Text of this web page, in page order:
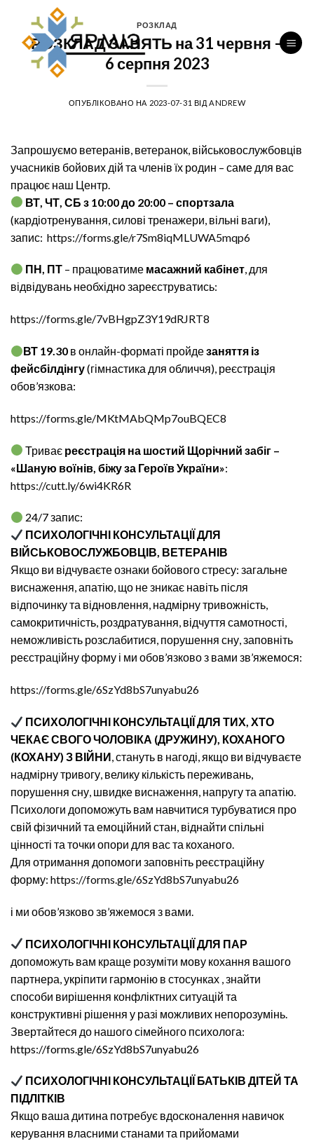
вмісту
РОЗКЛАД
РОЗКЛАД ЗАНЯТЬ на 31 червня –
6 серпня 2023
ОПУБЛІКОВАНО НА 2023-07-31 ВІД ANDREW
Запрошуємо ветеранів, ветеранок, військовослужбовців
учасників бойових дій та членів їх родин – саме для вас
працює наш Центр.
ВТ, ЧТ, СБ з 10:00 до 20:00 – спортзала
(кардіотренування, силові тренажери, вільні ваги),
запис: https://forms.gle/r7Sm8iqMLUWA5mqp6
ПН, ПТ – працюватиме масажний кабінет, для
відвідувань необхідно зареєструватись:
https://forms.gle/7vBHgpZ3Y19dRJRT8
ВТ 19.30 в онлайн-форматі пройдезаняття із
фейсбілдінгу(гімнастика для обличчя), реєстрація
обов’язкова:
https://forms.gle/MKtMAbQMp7ouBQEC8
Триває реєстрація на шостий Щорічний забіг –
«Шаную воїнів, біжу за Героїв України»:
https://cutt.ly/6wi4KR6R
24/7 запис:
ПСИХОЛОГІЧНІ КОНСУЛЬТАЦІЇ ДЛЯ
ВІЙСЬКОВОСЛУЖБОВЦІВ, ВЕТЕРАНІВ
Якщо ви відчуваєте ознаки бойового стресу: загальне
виснаження, апатію, що не зникає навіть після
відпочинку та відновлення, надмірну тривожність,
самокритичність, роздратування, відчуття самотності,
неможливість розслабитися, порушення сну, заповніть
реєстраційну форму і ми обов’язково з вами зв’яжемося:
https://forms.gle/6SzYd8bS7unyabu26
ПСИХОЛОГІЧНІ КОНСУЛЬТАЦІЇ ДЛЯ ТИХ, ХТО
ЧЕКАЄ СВОГО ЧОЛОВІКА (ДРУЖИНУ), КОХАНОГО
(КОХАНУ) З ВІЙНИ, стануть в нагоді, якщо ви відчуваєте
надмірну тривогу, велику кількість переживань,
порушення сну, швидке виснаження, напругу та апатію.
Психологи допоможуть вам навчитися турбуватися про
свій фізичний та емоційний стан, віднайти спільні
цінності та точки опори для вас та коханого.
Для отримання допомоги заповніть реєстраційну
форму: https://forms.gle/6SzYd8bS7unyabu26
і ми обов’язково зв’яжемося з вами.
ПСИХОЛОГІЧНІ КОНСУЛЬТАЦІЇ ДЛЯ ПАР
допоможуть вам краще розуміти мову кохання вашого
партнера, укріпити гармонію в стосунках , знайти
способи вирішення конфліктних ситуацій та
конструктивні рішення у разі можливих непорозумінь.
Звертайтеся до нашого сімейного психолога:
https://forms.gle/6SzYd8bS7unyabu26
ПСИХОЛОГІЧНІ КОНСУЛЬТАЦІЇ БАТЬКІВ ДІТЕЙ ТА
ПІДЛІТКІВ
Якщо ваша дитина потребує вдосконалення навичок
керування власними станами та прийомами